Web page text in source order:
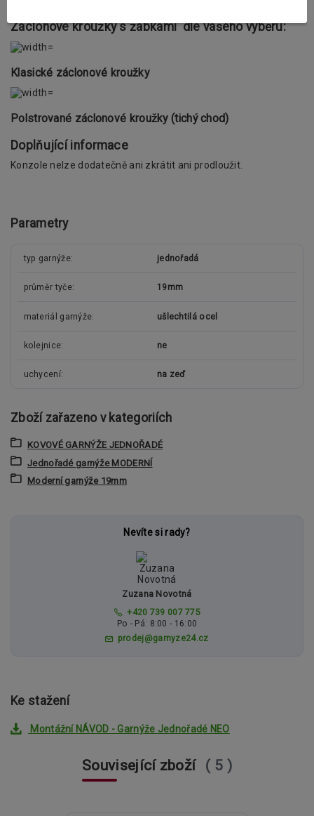
Záclonové kroužky s žabkami dle vašeho výběru:
Klasické záclonové kroužky
Polstrované záclonové kroužky (tichý chod)
Doplňující informace
Konzole nelze dodatečně ani zkrátit ani prodloužit.
Parametry
typ garnýže jednořadá
průměr tyče 19mm
materiál garnýže ušlechtilá ocel
kolejnice ne
uchycení na zeď
Zboží zařazeno v kategoriích
KOVOVÉ GARNÝŽE JEDNOŘADÉ
Jednořadé garnýže MODERNÍ
Moderní garnýže 19mm
Nevíte si rady?
Zuzana Novotná
+420 739 007 775
Po - Pá: 8:00 - 16:00
prodej@garnyze24.cz
Ke stažení
Montážní NÁVOD - Garnýže Jednořadé NEO
Související zboží 5